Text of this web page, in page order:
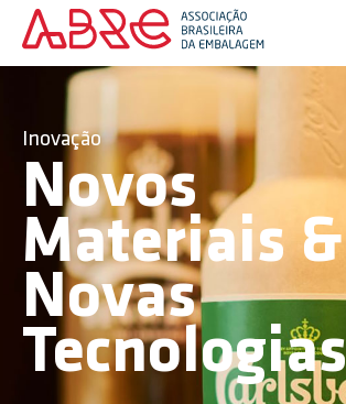
Inovação
Novos
Materiais &
Novas
Tecnologias